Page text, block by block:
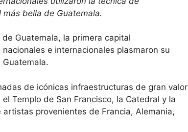
bella de Guatemala.
Guatemala, la primera capital
e internacionales plasmaron su
de icónicas infraestructuras de gran valor
Templo de San Francisco, la Catedral y la
provenientes de Francia, Alemania,